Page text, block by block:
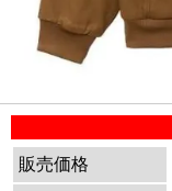
販売価格